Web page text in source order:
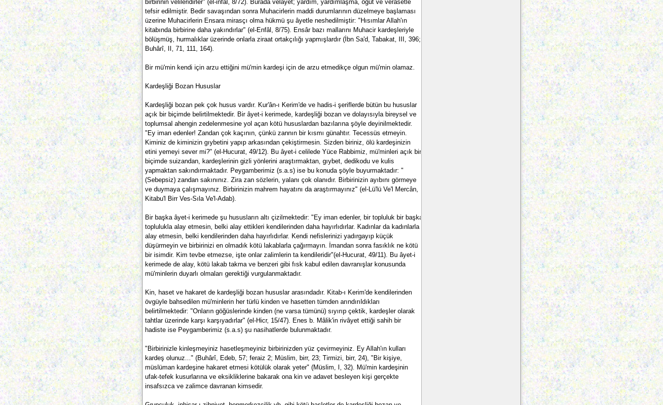
birbirinin velileridirler" (el-infâl, 8/72). Burada velayet; yardım, yardımlaşma, öğüt ve verâsetle
tefsir edilmiştir. Bedir savaşından sonra Muhacirlerin maddi durumlarının düzelmeye başlaması
üzerine Muhacirlerin Ensara mirasçı olma hükmü şu âyetle neshedilmiştir: "Hısımlar Allah'ın
kitabında birbirine daha yakındırlar" (el-Enfâl, 8/75). Ensâr bazı mallarını Muhacir kardeşleriyle
bölüşmüş, hurmalıklar üzerinde onlarla ziraat ortakçılığı yapmışlardır (İbn Sa'd, Tabakat, III, 396;
Buhârî, II, 71, 111, 164).
Bir mü'min kendi için arzu ettiğini mü'min kardeşi için de arzu etmedikçe olgun mü'min olamaz.
Kardeşliği Bozan Hususlar
Kardeşliği bozan pek çok husus vardır. Kur'ân-ı Kerim'de ve hadis-i şeriflerde bütün bu hususlar
açık bir biçimde belirtilmektedir. Bir âyet-i kerimede, kardeşliği bozan ve dolayısıyla bireysel ve
toplumsal ahengin zedelenmesine yol açan kötü hususlardan bazılarına şöyle deyinilmektedir.
"Ey iman edenler! Zandan çok kaçının, çünkü zannın bir kısmı günahtır. Tecessüs etmeyin.
Kiminiz de kiminizin gıybetini yapıp arkasından çekiştirmesin. Sizden biriniz, ölü kardeşinizin
etini yemeyi sever mi?" (el-Hucurat, 49/12). Bu âyet-i celilede Yüce Rabbimiz, mü'minleri açık bir
biçimde suizandan, kardeşlerinin gizli yönlerini araştırmaktan, gıybet, dedikodu ve kulis
yapmaktan sakındırmaktadır. Peygamberimiz (s.a.s) ise bu konuda şöyle buyurmaktadır: "
(Sebepsiz) zandan sakınınız. Zira zan sözlerin, yalanı çok olanıdır. Birbirinizin ayıbını görmeye
ve duymaya çalışmayınız. Birbirinizin mahrem hayatını da araştırmayınız" (el-Lü'lü Ve'l Mercân,
Kitabu'l Birr Ves-Sıla Ve'l-Adab).
Bir başka âyet-i kerimede şu hususların altı çizilmektedir: "Ey iman edenler, bir topluluk bir başka
toplulukla alay etmesin, belki alay ettikleri kendilerinden daha hayırlıdırlar. Kadınlar da kadınlarla
alay etmesin, belki kendilerinden daha hayırlıdırlar. Kendi nefislerinizi yadırgayıp küçük
düşürmeyin ve birbirinizi en olmadık kötü lakablarla çağırmayın. İmandan sonra fasıklık ne kötü
bir isimdir. Kim tevbe etmezse, işte onlar zalimlerin ta kendileridir"(el-Hucurat, 49/11). Bu âyet-i
kerimede de alay, kötü lakab takma ve benzeri gibi fısk kabul edilen davranışlar konusunda
mü'minlerin duyarlı olmaları gerektiği vurgulanmaktadır.
Kin, haset ve hakaret de kardeşliği bozan hususlar arasındadır. Kitab-ı Kerim'de kendilerinden
övgüyle bahsedilen mü'minlerin her türlü kinden ve hasetten tümden arındırıldıkları
belirtilmektedir: "Onların göğüslerinde kinden (ne varsa tümünü) sıyırıp çektik, kardeşler olarak
tahtlar üzerinde karşı karşıyadırlar" (el-Hicr, 15/47). Enes b. Mâlik'in rivâyet ettiği sahih bir
hadiste ise Peygamberimiz (s.a.s) şu nasihatlerde bulunmaktadır.
"Birbirinizle kinleşmeyiniz hasetleşmeyiniz birbirinizden yüz çevirmeyiniz. Ey Allah'ın kulları
kardeş olunuz..." (Buhârî, Edeb, 57; feraiz 2; Müslim, birr, 23; Tirmizi, birr, 24), "Bir kişiye,
müslüman kardeşine hakaret etmesi kötülük olarak yeter" (Müslim, I, 32). Mü'min kardeşinin
ufak-tefek kusurlarına ve eksikliklerine bakarak ona kin ve adavet besleyen kişi gerçekte
insafsızca ve zalimce davranan kimsedir.